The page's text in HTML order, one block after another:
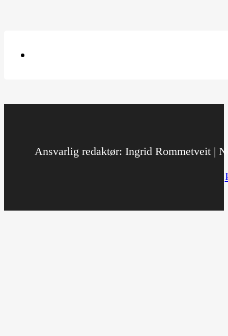
Ansvarlig redaktør: Ingrid Rommetveit |